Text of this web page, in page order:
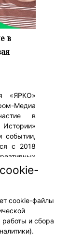
в
«ЯРКО»
Медиа
в
Истории»
событии,
с 2018
году
мая в
cookie-файлы
работы и сбора